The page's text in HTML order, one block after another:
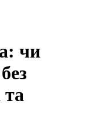
чи
та